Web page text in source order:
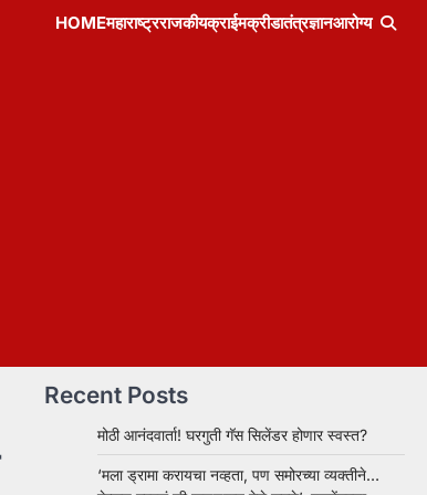
HOMEमहाराष्ट्रराजकीयक्राईमक्रीडातंत्रज्ञानआरोग्य
Recent Posts
मोठी आनंदवार्ता! घरगुती गॅस सिलेंडर होणार स्वस्त?
‘मला ड्रामा करायचा नव्हता, पण समोरच्या व्यक्तीने…